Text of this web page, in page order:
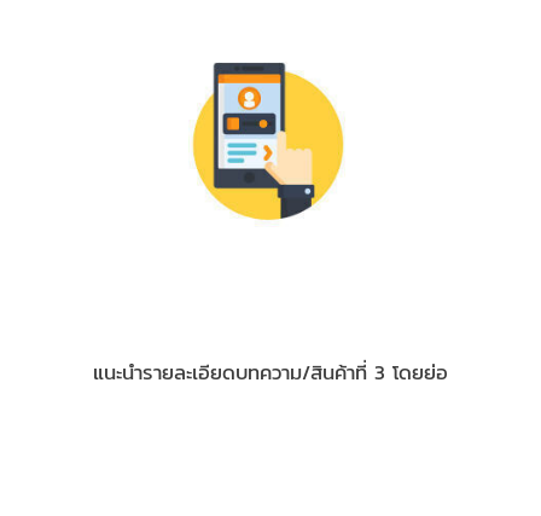
แนะนำรายละเอียดบทความ/สินค้าที่ 3 โดยย่อ